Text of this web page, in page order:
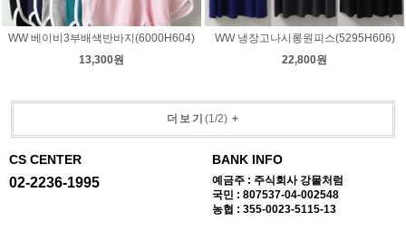
WW 베이비3부배색반바지(6000H604)
13,300원
WW 냉장고나시롱원피스(5295H606)
22,800원
더보기 (1/2)+
CS CENTER
02-2236-1995
BANK INFO
예금주 : 주식회사 강물처럼
국민 : 807537-04-002548
농협 : 355-0023-5115-13